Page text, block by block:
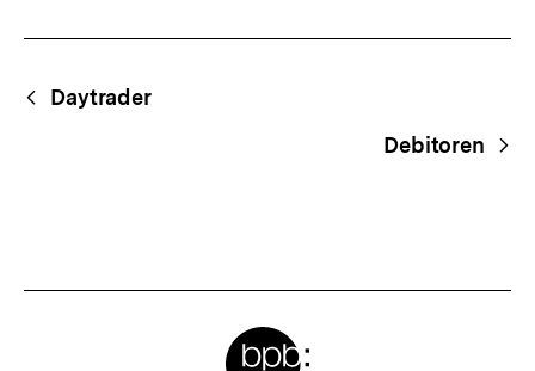
Begriffsnavigation
Content-
Navigation
Daytrader
Debitoren